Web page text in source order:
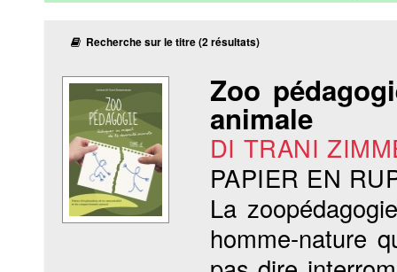
Recherche sur le titre (2 résultats)
Zoo
animale
DI TRANI
PAPIER EN
La
homme-nature